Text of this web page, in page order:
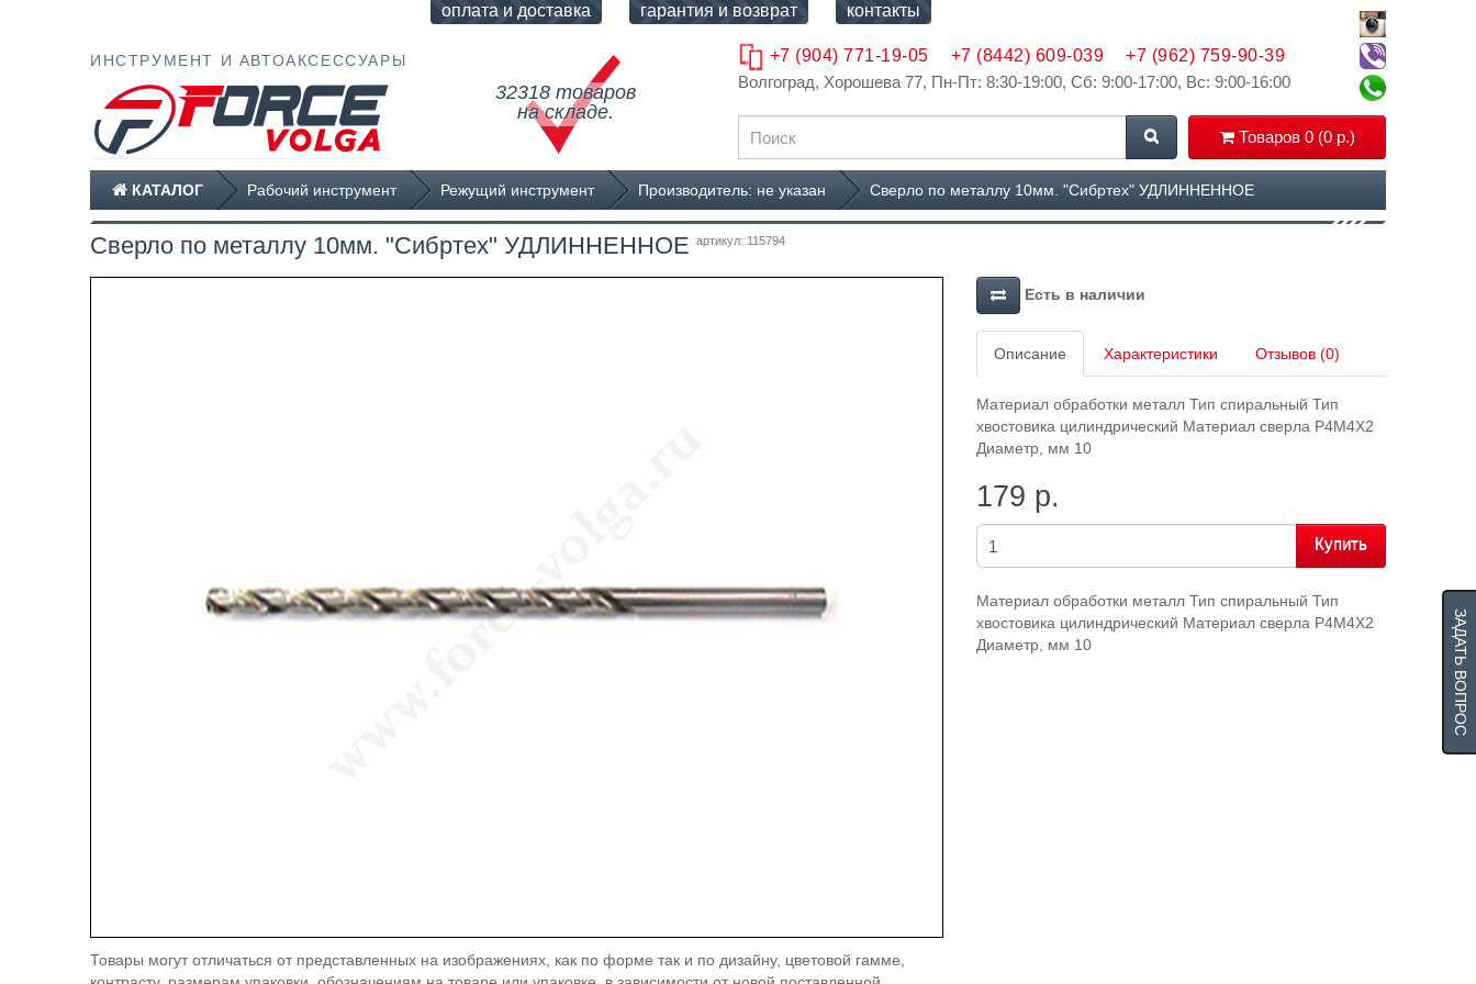
ИНСТРУМЕНТ И АВТОАКСЕССУАРЫ
оплата и доставка гарантия и возврат контакты
Волгоград, Хорошева 77, Пн-Пт: 8:30-19:00, Сб: 9:00-17:00, Вс: 9:00-16:00
Товаров 0 (0 р.)
32318 товаров
на складе.
+7 (904) 771-19-05 +7 (8442) 609-039 +7 (962) 759-90-39
КАТАЛОГ Рабочий инструмент Режущий инструмент Производитель: не указан Сверло по металлу 10мм. "Сибртех" УДЛИННЕННОЕ
Сверло по металлу 10мм. "Сибртех" УДЛИННЕННОЕ артикул: 115794
Товары могут отличаться от представленных на изображениях, как по форме так и по дизайну, цветовой гамме,
Есть в наличии
Описание Характеристики Отзывов (0)
Материал обработки металл Тип спиральный Тип
хвостовика цилиндрический Материал сверла Р4М4Х2
Диаметр, мм 10
179 р.
Купить
Материал обработки металл Тип спиральный Тип
хвостовика цилиндрический Материал сверла Р4М4Х2
Диаметр, мм 10
ЗАДАТЬ ВОПРОС